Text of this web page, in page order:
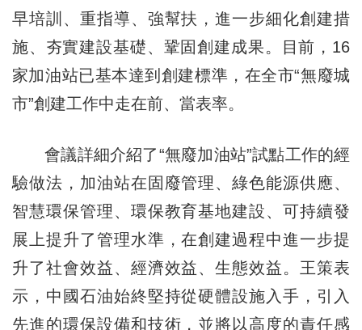
早培訓、重指導、強幫扶，進一步細化創建措
施、夯實建設基礎、鞏固創建成果。目前，16
家加油站已基本達到創建標準，在全市“無廢城
市”創建工作中走在前、當表率。
會議詳細介紹了“無廢加油站”試點工作的經
驗做法，加油站在固廢管理、綠色能源供應、
智慧環保管理、環保教育基地建設、可持續發
展上提升了管理水準，在創建過程中進一步提
升了社會效益、經濟效益、生態效益。王策表
示，中國石油始終堅持從硬體設施入手，引入
先進的環保設備和技術，並將以高度的責任感